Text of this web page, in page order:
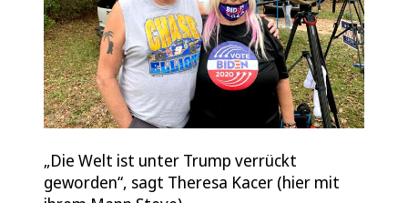
„Die Welt ist unter Trump verrückt
geworden“, sagt Theresa Kacer (hier mit